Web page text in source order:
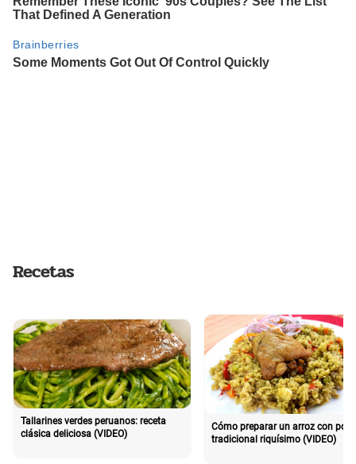
Recetas
Tallarines verdes peruanos: receta
clásica deliciosa (VIDEO)
Cómo preparar un arroz con pollo
tradicional riquísimo (VIDEO)